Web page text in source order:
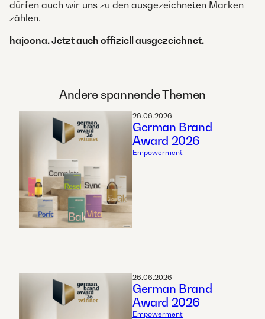
dürfen auch wir uns zu den ausgezeichneten Marken
zählen.
hajoona. Jetzt auch offiziell ausgezeichnet.
Andere spannende Themen
26.06.2026
German Brand
Award 2026
Empowerment
26.06.2026
German Brand
Award 2026
Empowerment